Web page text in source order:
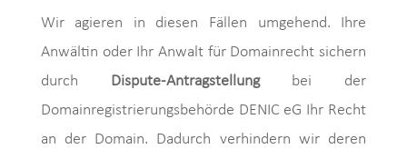
Wir agieren in diesen Fällen umgehend. Ihre
Anwältin oder Ihr Anwalt für Domainrecht sichern
durch Dispute-Antragstellungbei der
Domainregistrierungsbehörde DENIC eG Ihr Recht
an der Domain. Dadurch verhindern wir deren